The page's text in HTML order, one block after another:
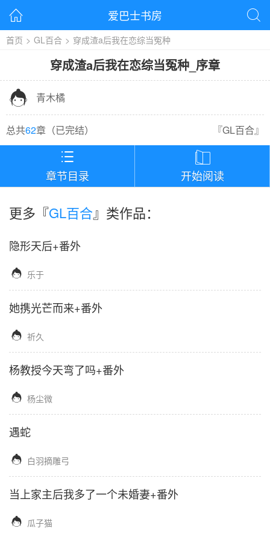
 爱巴士书房 
首页 > GL百合 > 穿成渣a后我在恋综当冤种
穿成渣a后我在恋综当冤种 序章
 青木橘
总共62章（已完结） 『GL百合』

章节目录

开始阅读
更多『GL百合』类作品：
隐形天后+番外
 乐于
她携光芒而来+番外
 祈久
杨教授今天弯了吗+番外
 杨尘微
遇蛇
 白羽摘雕弓
当上家主后我多了一个未婚妻+番外
 瓜子猫